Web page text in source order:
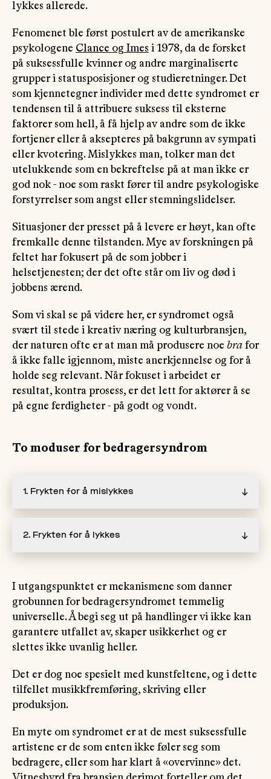
lykkes allerede.
Fenomenet ble først postulert av de amerikanske
psykologene Clance og Imes i 1978, da de forsket
på suksessfulle kvinner og andre marginaliserte
grupper i statusposisjoner og studieretninger. Det
som kjennetegner individer med dette syndromet er
tendensen til å attribuere suksess til eksterne
faktorer som hell, å få hjelp av andre som de ikke
fortjener eller å aksepteres på bakgrunn av sympati
eller kvotering. Mislykkes man, tolker man det
utelukkende som en bekreftelse på at man ikke er
god nok - noe som raskt fører til andre psykologiske
forstyrrelser som angst eller stemningslidelser.
Situasjoner der presset på å levere er høyt, kan ofte
fremkalle denne tilstanden. Mye av forskningen på
feltet har fokusert på de som jobber i
helsetjenesten; der det ofte står om liv og død i
jobbens ærend.
Som vi skal se på videre her, er syndromet også
svært til stede i kreativ næring og kulturbransjen,
der naturen ofte er at man må produsere noe bra for
å ikke falle igjennom, miste anerkjennelse og for å
holde seg relevant. Når fokuset i arbeidet er
resultat, kontra prosess, er det lett for aktører å se
på egne ferdigheter - på godt og vondt.
To moduser for bedragersyndrom
1. Frykten for å mislykkes ↓
2. Frykten for å lykkes ↓
I utgangspunktet er mekanismene som danner
grobunnen for bedragersyndromet temmelig
universelle. Å begi seg ut på handlinger vi ikke kan
garantere utfallet av, skaper usikkerhet og er
slettes ikke uvanlig heller.
Det er dog noe spesielt med kunstfeltene, og i dette
tilfellet musikkfremføring, skriving eller
produksjon.
En myte om syndromet er at de mest suksessfulle
artistene er de som enten ikke føler seg som
bedragere, eller som har klart å «overvinne» det.